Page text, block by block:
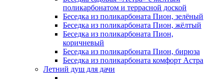
поликарбонатом и террасной доской
Беседка из поликарбоната Пион, зелёный
Беседка из поликарбоната Пион, жёлтый
Беседка из поликарбоната Пион,
коричневый
Беседка из поликарбоната Пион, бирюза
Беседка из поликарбоната комфорт Астра
Летний душ для дачи